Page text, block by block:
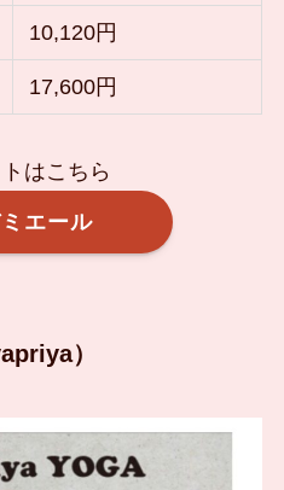
10,120円
17,600円
はこちら
エール
）